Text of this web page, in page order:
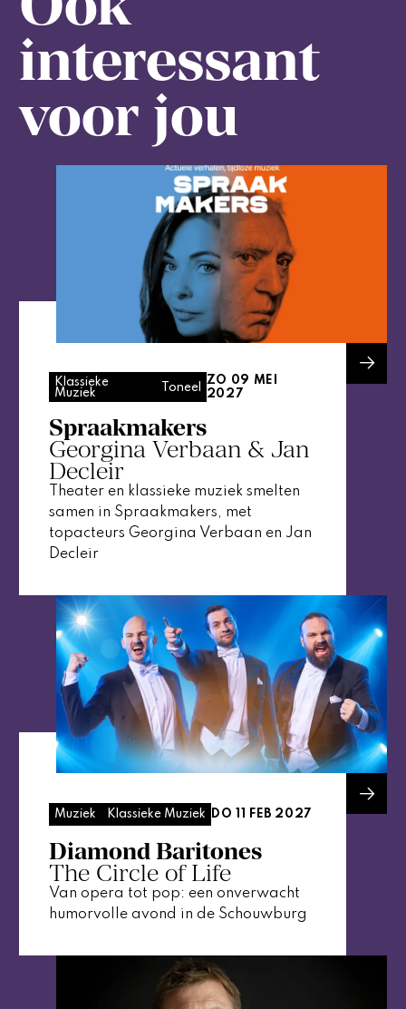
interessant
voor jou
Klassieke
Muziek
Toneel
ZO 09 MEI
2027
Spraakmakers
Georgina Verbaan & Jan
Decleir
Theater en klassieke muziek smelten
samen in Spraakmakers, met
topacteurs Georgina Verbaan en Jan
Decleir
Muziek Klassieke Muziek DO 11 FEB 2027
Diamond Baritones
The Circle of Life
Van opera tot pop: een onverwacht
humorvolle avond in de Schouwburg